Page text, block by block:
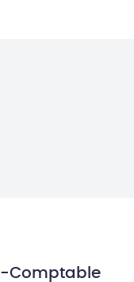
Comptable